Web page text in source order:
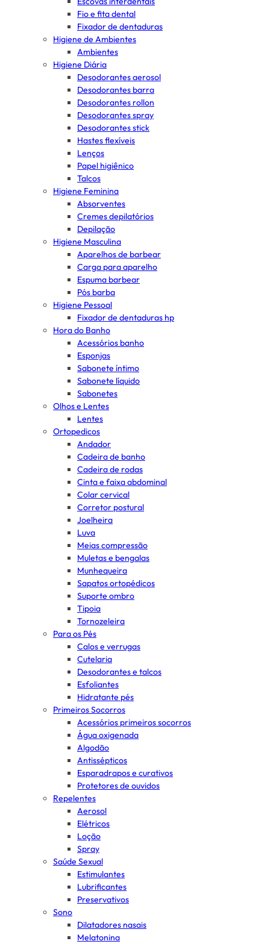
Fio e fita dental
Fixador de dentaduras
Higiene de Ambientes
Ambientes
Higiene Diária
Desodorantes aerosol
Desodorantes barra
Desodorantes rollon
Desodorantes spray
Desodorantes stick
Hastes flexíveis
Lenços
Papel higiênico
Talcos
Higiene Feminina
Absorventes
Cremes depilatórios
Depilação
Higiene Masculina
Aparelhos de barbear
Carga para aparelho
Espuma barbear
Pós barba
Higiene Pessoal
Fixador de dentaduras hp
Hora do Banho
Acessórios banho
Esponjas
Sabonete íntimo
Sabonete líquido
Sabonetes
Olhos e Lentes
Lentes
Ortopedicos
Andador
Cadeira de banho
Cadeira de rodas
Cinta e faixa abdominal
Colar cervical
Corretor postural
Joelheira
Luva
Meias compressão
Muletas e bengalas
Munhequeira
Sapatos ortopédicos
Suporte ombro
Tipoia
Tornozeleira
Para os Pés
Calos e verrugas
Cutelaria
Desodorantes e talcos
Esfoliantes
Hidratante pés
Primeiros Socorros
Acessórios primeiros socorros
Água oxigenada
Algodão
Antissépticos
Esparadrapos e curativos
Protetores de ouvidos
Repelentes
Aerosol
Elétricos
Loção
Spray
Saúde Sexual
Estimulantes
Lubrificantes
Preservativos
Sono
Dilatadores nasais
Melatonina